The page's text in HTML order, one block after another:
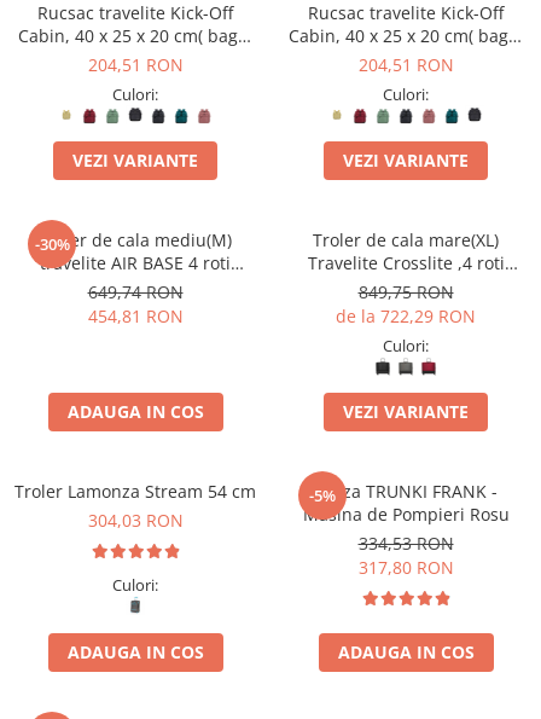
Rucsac travelite Kick-Off
Cabin, 40 x 25 x 20 cm( bagaj
permis gratuit la companii
204,51 RON
Culori:
VEZI VARIANTE
Rucsac travelite Kick-Off
Cabin, 40 x 25 x 20 cm( bagaj
permis gratuit la companii
204,51 RON
Culori:
VEZI VARIANTE
-30%
Troler de cala mediu(M)
travelite AIR BASE 4 roti
spinner 67 x 45 x 27 cm -
RESIGILAT
649,74 RON
454,81 RON
ADAUGA IN COS
Troler de cala mare(XL)
Travelite Crosslite ,4 roti
duble, 81 x 52 x 32/36 cm
,expandabil
849,75 RON
de la 722,29 RON
Culori:
VEZI VARIANTE
Troler Lamonza Stream 54 cm
304,03 RON
Culori:
ADAUGA IN COS
-5%
Valiza TRUNKI FRANK -
Masina de Pompieri Rosu
334,53 RON
317,80 RON
ADAUGA IN COS